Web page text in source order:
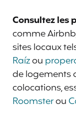
Consultez les
comme
sites locaux
Raízou
de logements
colocations,
Roomsterou